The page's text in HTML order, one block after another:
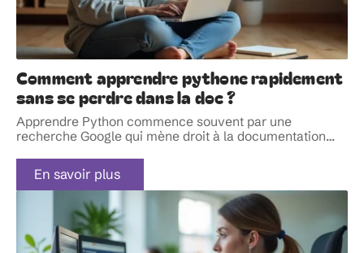
Comment apprendre pythone rapidement
sans se perdre dans la doc ?
Apprendre Python commence souvent par une
recherche Google qui mène droit à la documentation…
En savoir plus